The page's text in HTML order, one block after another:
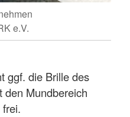
e.V.
ggf. die Brille des
den Mundbereich